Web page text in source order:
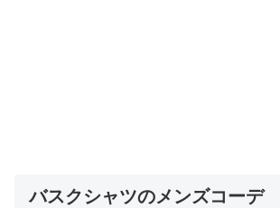
バスクシャツのメンズコーデ